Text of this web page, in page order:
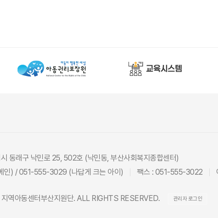
동래구 낙민로 25, 502호 (낙민동, 부산사회복지종합센터)
) / 051-555-3029 (나답게 크는 아이)
팩스 : 051-555-3022
역아동센터부산지원단. ALL RIGHTS RESERVED. 관리자 로그인